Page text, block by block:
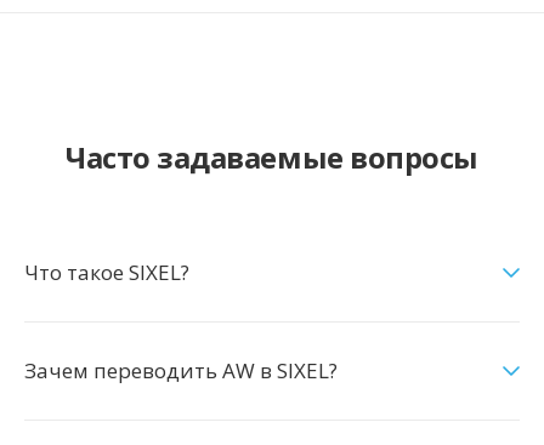
Часто задаваемые вопросы
Что такое SIXEL?
Зачем переводить AW в SIXEL?